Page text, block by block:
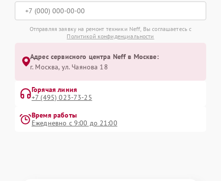
Отправляя заявку на ремонт техники Neff, Вы соглашаетесь с
Политикой конфиденциальности
Адрес сервисного центра Neff в Москве:
г. Москва, ул. Чаянова 18
Горячая линия
+7 (495) 023-73-25
Время работы
Ежедневно с 9:00 до 21:00